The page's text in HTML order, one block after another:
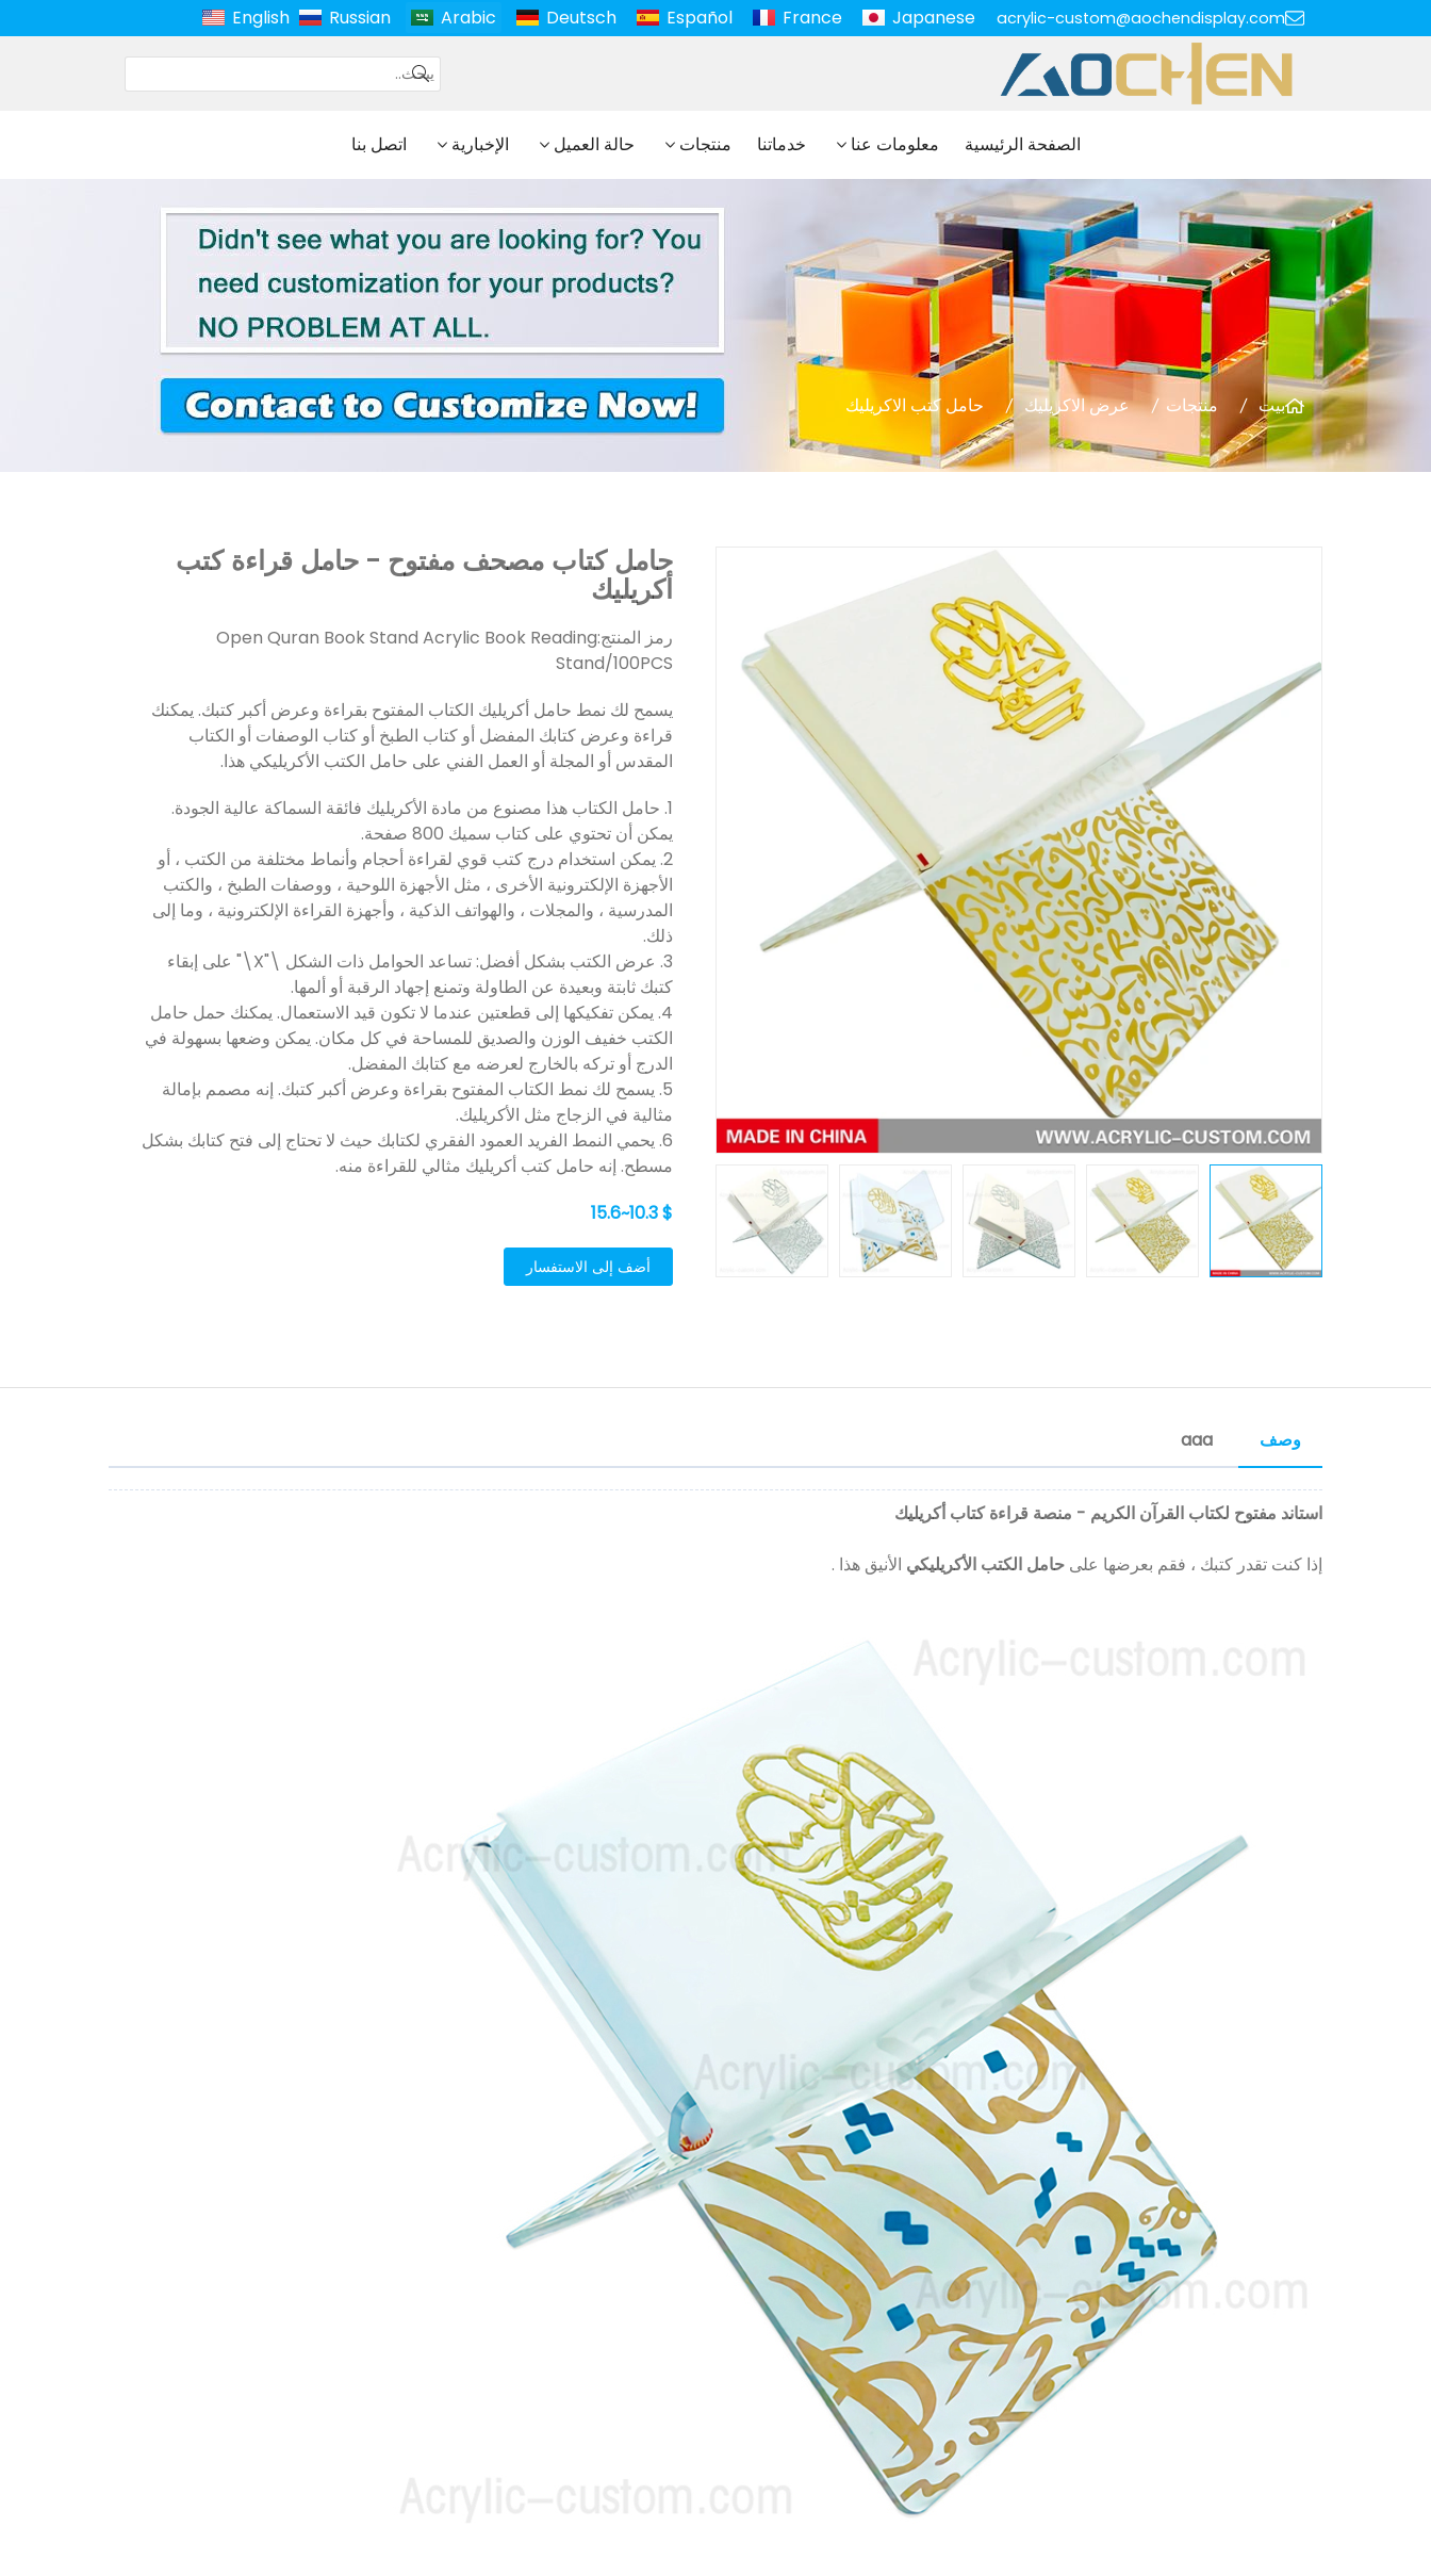
acrylic-custom@aochendisplay.com
English Russian Arabic Deutsch Español France Japanese
الصفحة الرئيسية معلومات عنا خدماتنا منتجات حالة العميل الإخبارية اتصل بنا
بيت منتجات عرض الاكريليك حامل كتب الاكريليك
حامل كتاب مصحف مفتوح - حامل قراءة كتب
أكريليك
رمز المنتج:Open Quran Book Stand Acrylic Book Reading
Stand/100PCS
يسمح لك نمط حامل أكريليك الكتاب المفتوح بقراءة وعرض أكبر كتبك. يمكنك
قراءة وعرض كتابك المفضل أو كتاب الطبخ أو كتاب الوصفات أو الكتاب
المقدس أو المجلة أو العمل الفني على حامل الكتب الأكريليكي هذا.
1. حامل الكتاب هذا مصنوع من مادة الأكريليك فائقة السماكة عالية الجودة.
يمكن أن تحتوي على كتاب سميك 800 صفحة.
2. يمكن استخدام درج كتب قوي لقراءة أحجام وأنماط مختلفة من الكتب ، أو
الأجهزة الإلكترونية الأخرى ، مثل الأجهزة اللوحية ، ووصفات الطبخ ، والكتب
المدرسية ، والمجلات ، والهواتف الذكية ، وأجهزة القراءة الإلكترونية ، وما إلى
ذلك.
3. عرض الكتب بشكل أفضل: تساعد الحوامل ذات الشكل \"X\" على إبقاء
كتبك ثابتة وبعيدة عن الطاولة وتمنع إجهاد الرقبة أو ألمها.
4. يمكن تفكيكها إلى قطعتين عندما لا تكون قيد الاستعمال. يمكنك حمل حامل
الكتب خفيف الوزن والصديق للمساحة في كل مكان. يمكن وضعها بسهولة في
الدرج أو تركه بالخارج لعرضه مع كتابك المفضل.
5. يسمح لك نمط الكتاب المفتوح بقراءة وعرض أكبر كتبك. إنه مصمم بإمالة
مثالية في الزجاج مثل الأكريليك.
6. يحمي النمط الفريد العمود الفقري لكتابك حيث لا تحتاج إلى فتح كتابك بشكل
مسطح. إنه حامل كتب أكريليك مثالي للقراءة منه.
$ 10.3~15.6
أضف إلى الاستفسار
وصف aaa
استاند مفتوح لكتاب القرآن الكريم - منصة قراءة كتاب أكريليك
إذا كنت تقدر كتبك ، فقم بعرضها على حامل الكتب الأكريليكي الأنيق هذا .